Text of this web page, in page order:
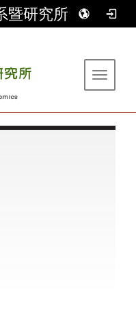
暨研究所
Toggle